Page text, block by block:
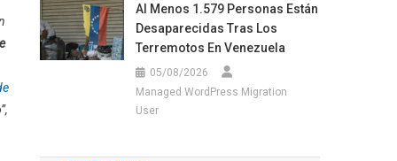
Al Menos 1.579 Personas Están
Desaparecidas Tras Los
Terremotos En Venezuela
05/08/2026
Managed WordPress Migration
User